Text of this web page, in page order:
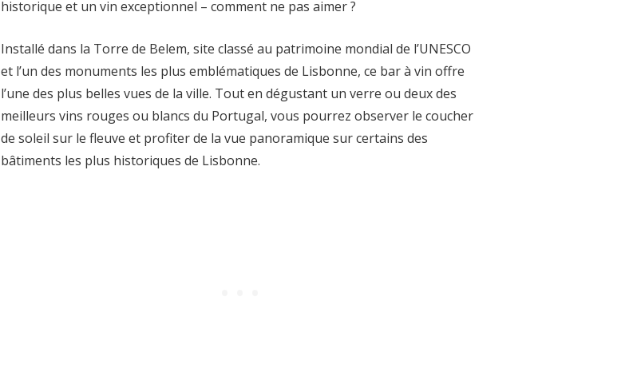
historique et un vin exceptionnel – comment ne pas aimer ?
Installé dans la Torre de Belem, site classé au patrimoine mondial de l’UNESCO
et l’un des monuments les plus emblématiques de Lisbonne, ce bar à vin offre
l’une des plus belles vues de la ville. Tout en dégustant un verre ou deux des
meilleurs vins rouges ou blancs du Portugal, vous pourrez observer le coucher
de soleil sur le fleuve et profiter de la vue panoramique sur certains des
bâtiments les plus historiques de Lisbonne.